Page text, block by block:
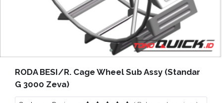
RODA BESI/R. Cage Wheel Sub Assy (Standar
G 3000 Zeva)